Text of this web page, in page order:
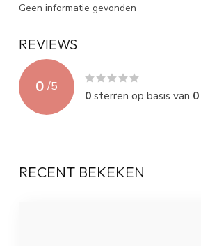
Geen informatie gevonden
REVIEWS
0 /5
0sterren op basis van 0
RECENT BEKEKEN